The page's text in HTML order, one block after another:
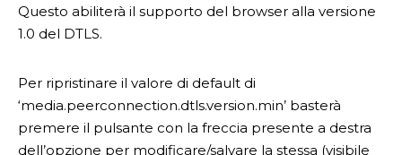
Questo abiliterà il supporto del browser alla versione
1.0 del DTLS.
Per ripristinare il valore di default di
‘media.peerconnection.dtls.version.min’ basterà
premere il pulsante con la freccia presente a destra
dell’opzione per modificare/salvare la stessa (visibile